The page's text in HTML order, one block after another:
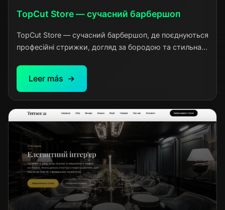
TopCut Store — сучасний барбершоп
TopCut Store — сучасний барбершоп, де поєднуються
професійні стрижки, догляд за бородою та стильна
Leer más